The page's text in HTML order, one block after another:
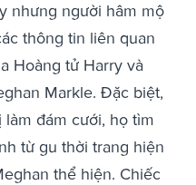
nhưng người hâm mộ
thông tin liên quan
Hoàng tử Harry và
Markle. Đặc biệt,
đám cưới, họ tìm
từ gu thời trang hiện
thể hiện. Chiếc